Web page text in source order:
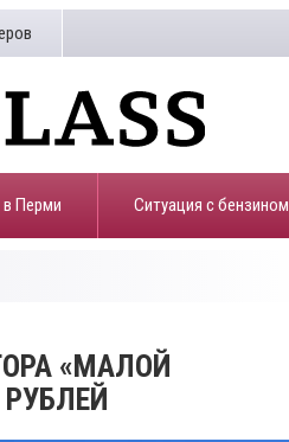
в Перми ​Ситуация с бензином
«МАЛОЙ